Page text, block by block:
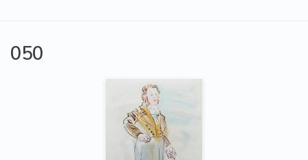
050